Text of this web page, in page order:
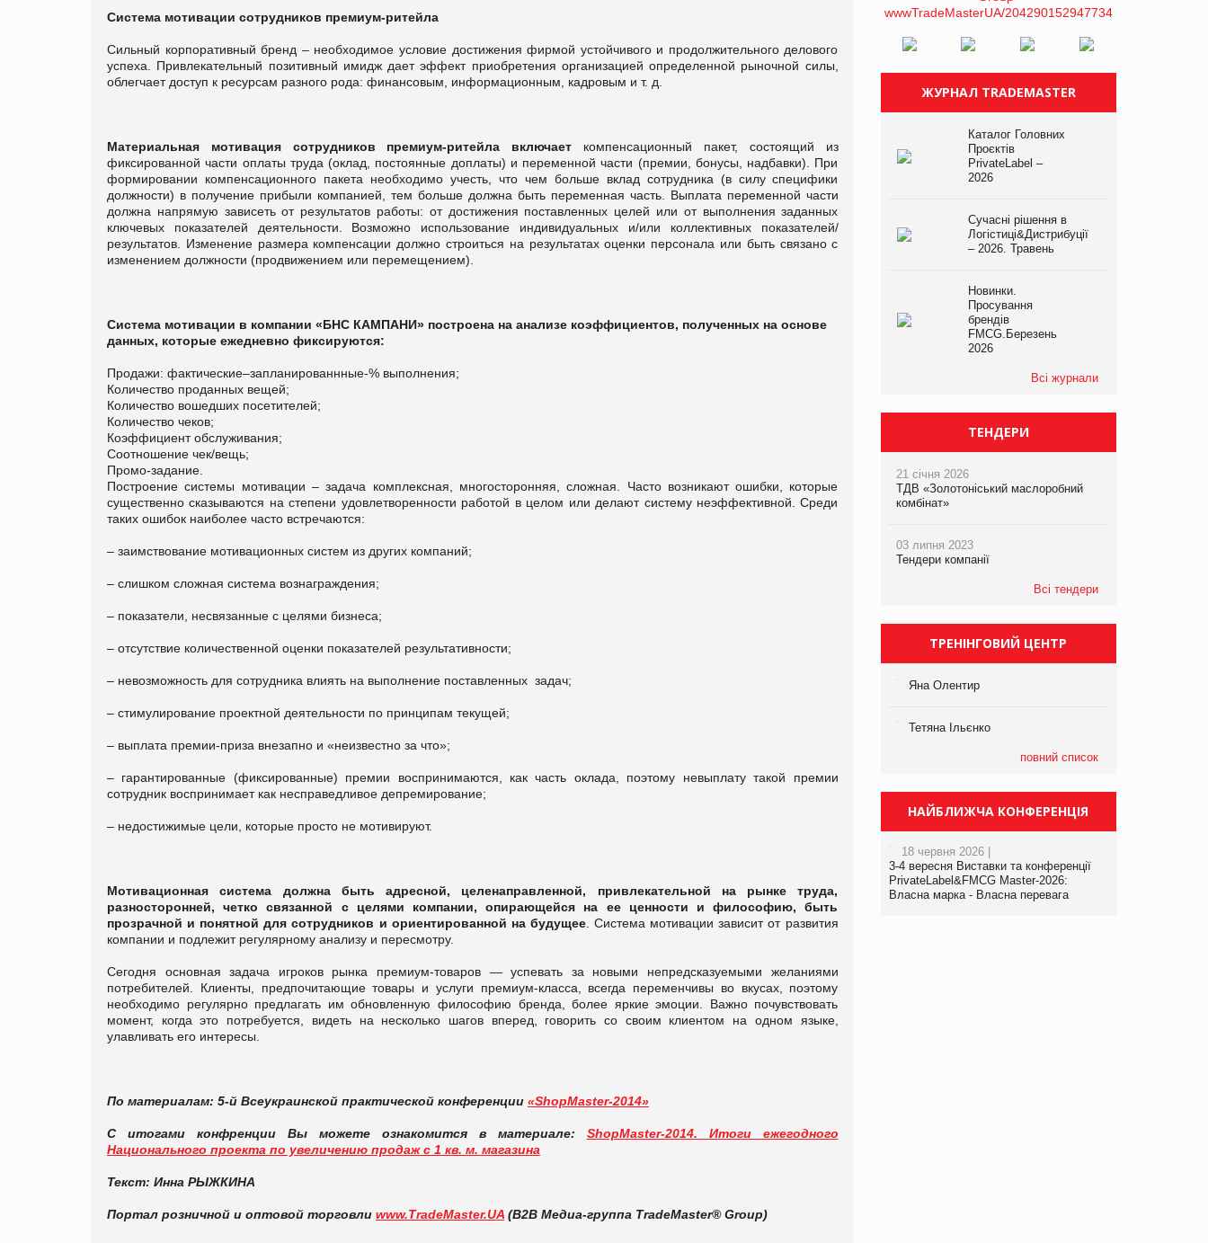
Система мотивации сотрудников премиум-ритейла
Сильный корпоративный бренд – необходимое условие достижения фирмой устойчивого и продолжительного делового
успеха. Привлекательный позитивный имидж дает эффект приобретения организацией определенной рыночной силы,
облегчает доступ к ресурсам разного рода: финансовым, информационным, кадровым и т. д.
Материальная мотивация сотрудников премиум-ритейла включает компенсационный пакет, состоящий из
фиксированной части оплаты труда (оклад, постоянные доплаты) и переменной части (премии, бонусы, надбавки). При
формировании компенсационного пакета необходимо учесть, что чем больше вклад сотрудника (в силу специфики
должности) в получение прибыли компанией, тем больше должна быть переменная часть. Выплата переменной части
должна напрямую зависеть от результатов работы: от достижения поставленных целей или от выполнения заданных
ключевых показателей деятельности. Возможно использование индивидуальных и/или коллективных показателей/
результатов. Изменение размера компенсации должно строиться на результатах оценки персонала или быть связано с
изменением должности (продвижением или перемещением).
Система мотивации в компании «БНС КАМПАНИ» построена на анализе коэффициентов, полученных на основе
данных, которые ежедневно фиксируются:
Продажи: фактические–запланированнные-% выполнения;
Количество проданных вещей;
Количество вошедших посетителей;
Количество чеков;
Коэффициент обслуживания;
Соотношение чек/вещь;
Промо-задание.
Построение системы мотивации – задача комплексная, многосторонняя, сложная. Часто возникают ошибки, которые
существенно сказываются на степени удовлетворенности работой в целом или делают систему неэффективной. Среди
таких ошибок наиболее часто встречаются:
– заимствование мотивационных систем из других компаний;
– слишком сложная система вознаграждения;
– показатели, несвязанные с целями бизнеса;
– отсутствие количественной оценки показателей результативности;
– невозможность для сотрудника влиять на выполнение поставленных задач;
– стимулирование проектной деятельности по принципам текущей;
– выплата премии-приза внезапно и «неизвестно за что»;
– гарантированные (фиксированные) премии воспринимаются, как часть оклада, поэтому невыплату такой премии
сотрудник воспринимает как несправедливое депремирование;
– недостижимые цели, которые просто не мотивируют.
Мотивационная система должна быть адресной, целенаправленной, привлекательной на рынке труда,
разносторонней, четко связанной с целями компании, опирающейся на ее ценности и философию, быть
прозрачной и понятной для сотрудников и ориентированной на будущее. Система мотивации зависит от развития
компании и подлежит регулярному анализу и пересмотру.
Сегодня основная задача игроков рынка премиум-товаров — успевать за новыми непредсказуемыми желаниями
потребителей. Клиенты, предпочитающие товары и услуги премиум-класса, всегда переменчивы во вкусах, поэтому
необходимо регулярно предлагать им обновленную философию бренда, более яркие эмоции. Важно почувствовать
момент, когда это потребуется, видеть на несколько шагов вперед, говорить со своим клиентом на одном языке,
улавливать его интересы.
По материалам: 5-й Всеукраинской практической конференции «ShopMaster-2014»
С итогами конфренции Вы можете ознакомится в материале: ShopMaster-2014. Итоги ежегодного
Национального проекта по увеличению продаж с 1 кв. м. магазина
Текст: Инна РЫЖКИНА
Портал розничной и оптовой торговли www.TradeMaster.UA (В2В Медиа-группа TradeMaster® Group)
ЖУРНАЛ TRADEMASTER
Каталог Головних
Проєктів
PrivateLabel –
2026
Сучасні рішення в
Логістиці&Дистрибуції
– 2026. Травень
Новинки.
Просування
брендів
FMCG.Березень
2026
Всі журнали
ТЕНДЕРИ
21 січня 2026
ТДВ «Золотоніський маслоробний
комбінат»
03 липня 2023
Тендери компанії
Всі тендери
ТРЕНІНГОВИЙ ЦЕНТР
Яна Олентир
Тетяна Ільєнко
повний список
НАЙБЛИЖЧА КОНФЕРЕНЦІЯ
18 червня 2026 |
3-4 вересня Виставки та конференції
PrivateLabel&FMCG Master-2026:
Власна марка - Власна перевага